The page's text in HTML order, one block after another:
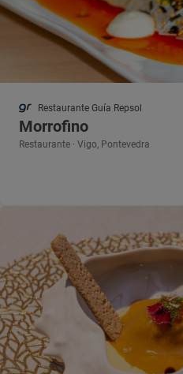
Restaurante Guía Repsol
Morrofino
Restaurante · Vigo, Pontevedra